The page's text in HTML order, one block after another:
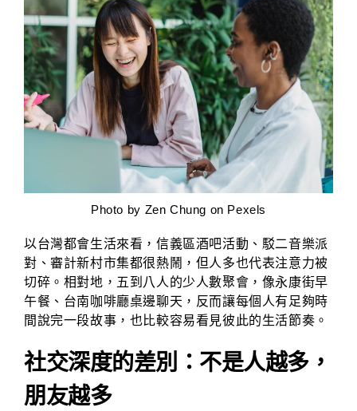
Photo by Zen Chung on Pexels
以台灣都會生活來看，信義區酒吧活動、駁二音樂派
對、審計新村市集都很熱鬧，但人多也代表注意力被
切碎。相對地，五到八人的少人數聚會，像永康街早
午餐、台南咖啡廳桌邊聊天，反而讓每個人有足夠時
間說完一段故事，也比較容易看見彼此的生活節奏。
社交深度的差別：不是人越多，
朋友越多